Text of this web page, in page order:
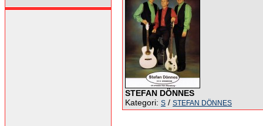
STEFAN DÖNNES
Kategori: S / STEFAN DÖNNES